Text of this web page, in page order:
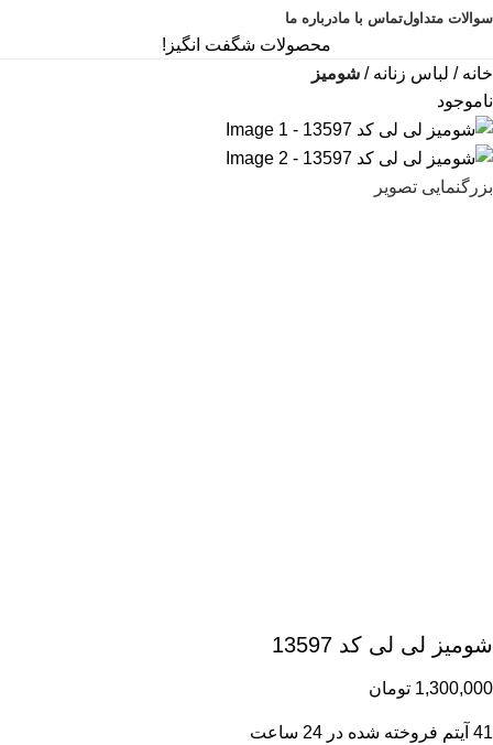
سوالات متداولتماس با مادرباره ما
محصولات شگفت انگیز!
خانه لباس زنانه شومیز
ناموجود
بزرگنمایی تصویر
شومیز لی لی کد 13597
1,300,000 تومان
41 آیتم فروخته شده در 24 ساعت